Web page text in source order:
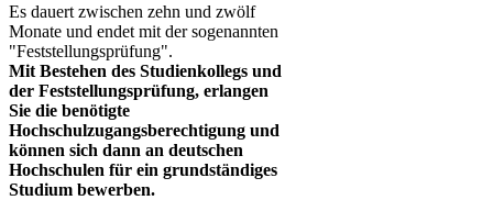
Es dauert zwischen zehn und zwölf
Monate und endet mit der sogenannten
"Feststellungsprüfung".
Mit Bestehen des Studienkollegs und
der Feststellungsprüfung, erlangen
Sie die benötigte
Hochschulzugangsberechtigung und
können sich dann an deutschen
Hochschulen für ein grundständiges
Studium bewerben.